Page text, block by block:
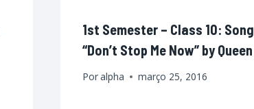
1st Semester – Class 10: Song
“Don’t Stop Me Now” by Queen
Poralpha março 25, 2016